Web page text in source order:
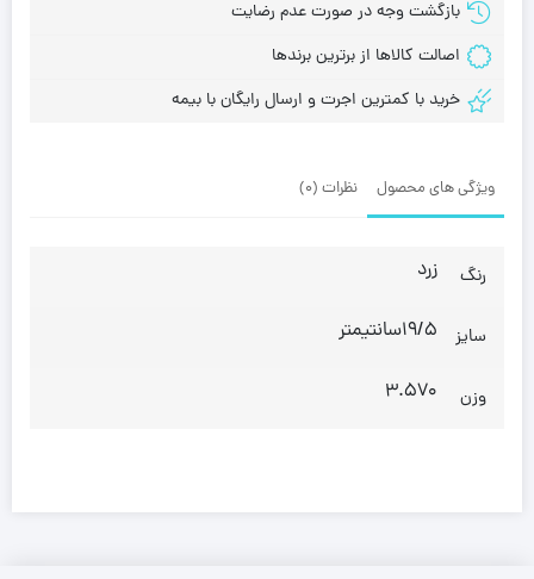
بازگشت وجه در صورت عدم رضایت
اصالت کالاها از برترین برندها
خرید با کمترین اجرت و ارسال رایگان با بیمه
ویژگی های محصول نظرات (0)
رنگ زرد
سایز 19/5سانتیمتر
وزن 3.570